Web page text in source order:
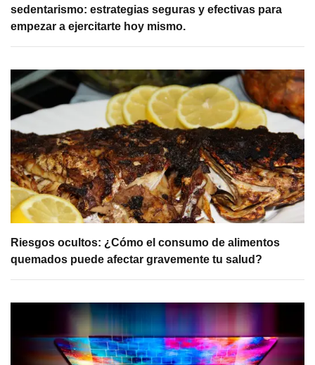
sedentarismo: estrategias seguras y efectivas para
empezar a ejercitarte hoy mismo.
Riesgos ocultos: ¿Cómo el consumo de alimentos
quemados puede afectar gravemente tu salud?